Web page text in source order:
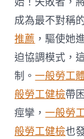
成為最不對稱
推薦 ，驅使她
迫協調模式，
制。一般勞工
般勞工健檢帶
痙攣，一般勞
般勞工健檢也